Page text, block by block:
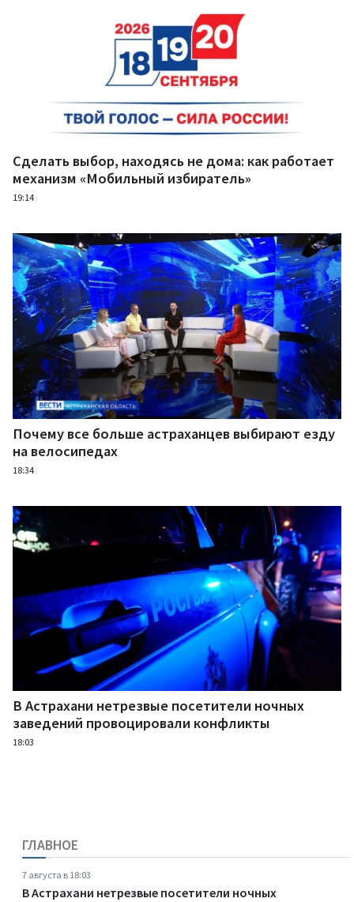
Сделать выбор, находясь не дома: как работает
механизм «Мобильный избиратель»
19:14
Почему все больше астраханцев выбирают езду
на велосипедах
18:34
В Астрахани нетрезвые посетители ночных
заведений провоцировали конфликты
18:03
ГЛАВНОЕ
7 августа в 18:03
В Астрахани нетрезвые посетители ночных